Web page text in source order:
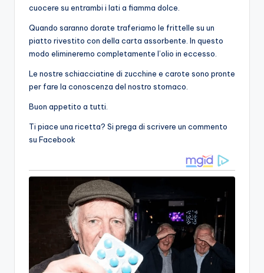
cuocere su entrambi i lati a fiamma dolce.
Quando saranno dorate traferiamo le frittelle su un
piatto rivestito con della carta assorbente. In questo
modo elimineremo completamente l’olio in eccesso.
Le nostre schiacciatine di zucchine e carote sono pronte
per fare la conoscenza del nostro stomaco.
Buon appetito a tutti.
Ti piace una ricetta? Si prega di scrivere un commento
su Facebook